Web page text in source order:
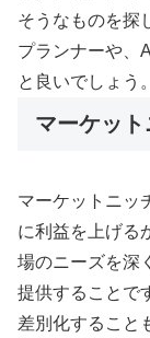
そうなものを探
プランナーや、
と良いでしょう。
マーケッ
マーケットニッ
に利益を上げる
場のニーズを深
提供することで
差別化すること